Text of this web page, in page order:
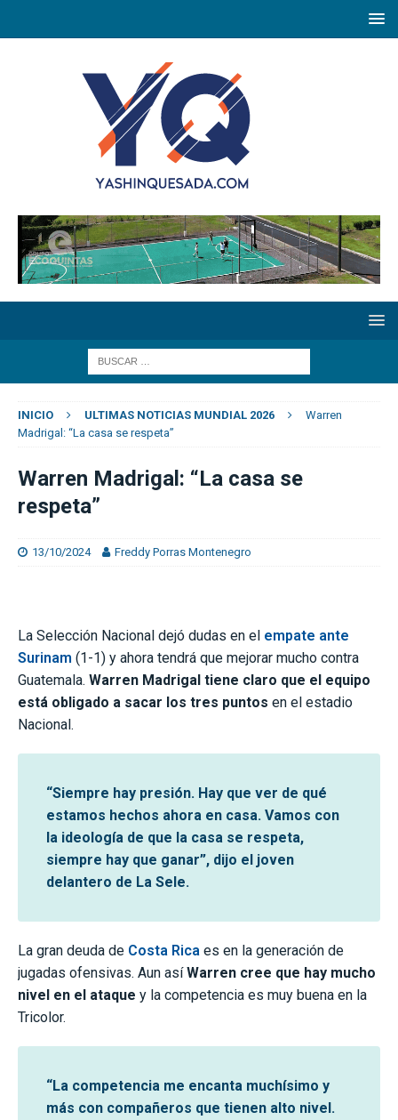
INICIO ULTIMAS NOTICIAS MUNDIAL 2026
Warren
Madrigal: “La casa se respeta”
Warren Madrigal: “La casa se
respeta”
13/10/2024 Freddy Porras Montenegro
La Selección Nacional dejó dudas en el empate ante
Surinam (1-1) y ahora tendrá que mejorar mucho contra
Guatemala. Warren Madrigal tiene claro que el equipo
está obligado a sacar los tres puntos en el estadio
Nacional.
“Siempre hay presión. Hay que ver de qué
estamos hechos ahora en casa. Vamos con
la ideología de que la casa se respeta,
siempre hay que ganar”, dijo el joven
delantero de La Sele.
La gran deuda de Costa Rica es en la generación de
jugadas ofensivas. Aun asíWarren cree que hay mucho
nivel en el ataque y la competencia es muy buena en la
Tricolor.
“La competencia me encanta muchísimo y
más con compañeros que tienen alto nivel.